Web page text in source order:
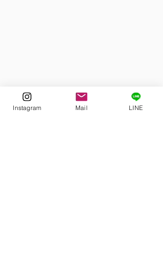
Instagram Mail LINE